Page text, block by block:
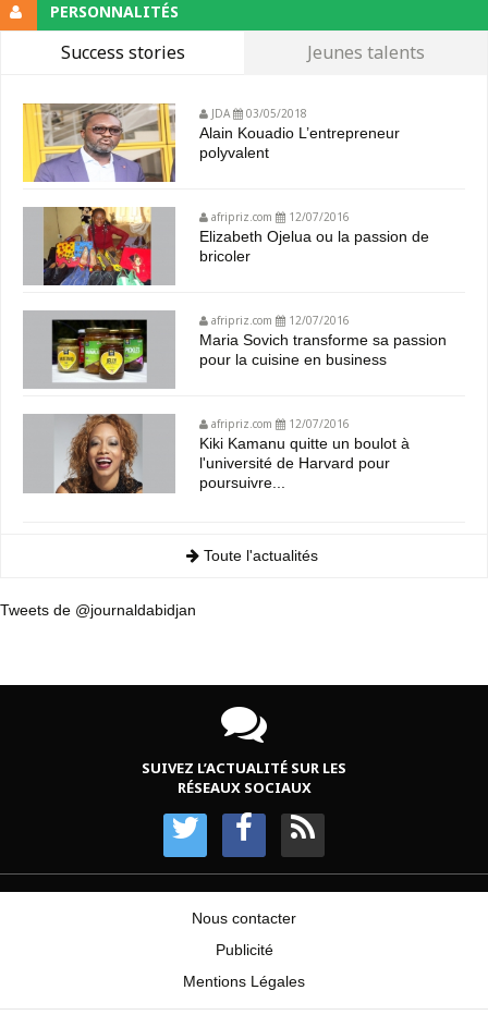
PERSONNALITÉS
Success stories Jeunes talents
JDA 03/05/2018
Alain Kouadio L’entrepreneur
polyvalent
afripriz.com 12/07/2016
Elizabeth Ojelua ou la passion de
bricoler
afripriz.com 12/07/2016
Maria Sovich transforme sa passion
pour la cuisine en business
afripriz.com 12/07/2016
Kiki Kamanu quitte un boulot à
l'université de Harvard pour
poursuivre...
Toute l'actualités
Tweets de @journaldabidjan
SUIVEZ L’ACTUALITÉ SUR LES
RÉSEAUX SOCIAUX
Nous contacter
Publicité
Mentions Légales